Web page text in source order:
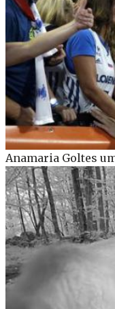
Anamaria Goltes